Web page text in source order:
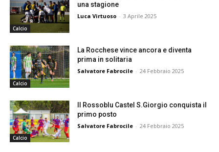
Calcio
una stagione
Luca Virtuoso - 3 Aprile 2025
Calcio
La Rocchese vince ancora e diventa
prima in solitaria
Salvatore Fabrocile - 24 Febbraio 2025
Calcio
Il Rossoblu Castel S.Giorgio conquista il
primo posto
Salvatore Fabrocile - 24 Febbraio 2025